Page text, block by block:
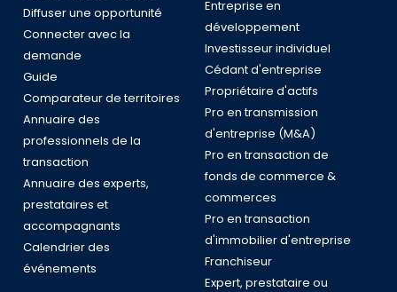
Diffuser une opportunité
Connecter avec la
demande
Guide
Comparateur de territoires
Annuaire des
professionnels de la
transaction
Annuaire des experts,
prestataires et
accompagnants
Calendrier des
événements
Entreprise en
développement
Investisseur individuel
Cédant d'entreprise
Propriétaire d'actifs
Pro en transmission
d'entreprise (M&A)
Pro en transaction de
fonds de commerce &
commerces
Pro en transaction
d'immobilier d'entreprise
Franchiseur
Expert, prestataire ou